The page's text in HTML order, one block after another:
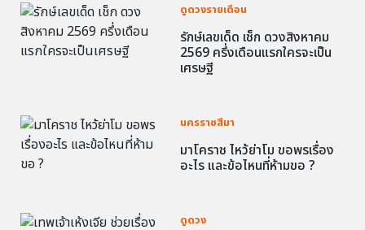
ดูดวงรายเดือน
รักษ์เลขเด็ด เช็ก ดวงสิงหาคม
2569 ครึ่งเดือนแรกใครจะเป็น
เศรษฐี
นครราชสีมา
มาโคราช ไหว้ย่าโม ขอพรเรื่อง
อะไร และข้อไหนที่ห้ามขอ ?
ดูดวง